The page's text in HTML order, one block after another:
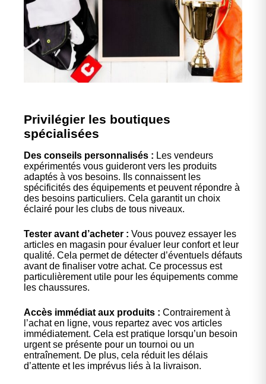
Privilégier les boutiques
spécialisées
Des conseils personnalisés : Les vendeurs
expérimentés vous guideront vers les produits
adaptés à vos besoins. Ils connaissent les
spécificités des équipements et peuvent répondre à
des besoins particuliers. Cela garantit un choix
éclairé pour les clubs de tous niveaux.
Tester avant d’acheter : Vous pouvez essayer les
articles en magasin pour évaluer leur confort et leur
qualité. Cela permet de détecter d’éventuels défauts
avant de finaliser votre achat. Ce processus est
particulièrement utile pour les équipements comme
les chaussures.
Accès immédiat aux produits : Contrairement à
l’achat en ligne, vous repartez avec vos articles
immédiatement. Cela est pratique lorsqu’un besoin
urgent se présente pour un tournoi ou un
entraînement. De plus, cela réduit les délais
d’attente et les imprévus liés à la livraison.